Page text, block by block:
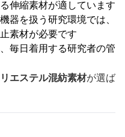
伸縮素材が適しています
器を扱う研究環境では、
素材が必要です
毎日着用する研究者の管
エステル混紡素材が選ば